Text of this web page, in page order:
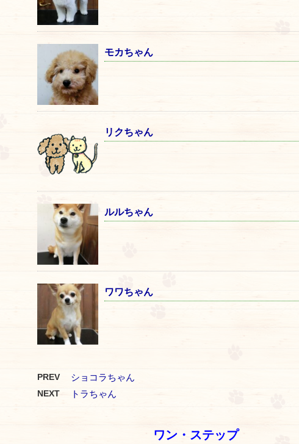
モカちゃん
リクちゃん
ルルちゃん
ワワちゃん
PREV ショコラちゃん
NEXT トラちゃん
ワン・ステップ